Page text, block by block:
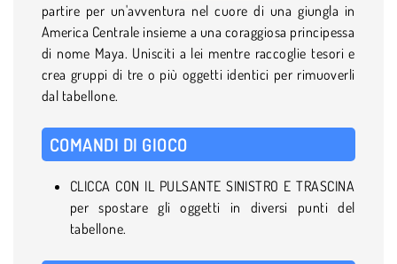
partire per un'avventura nel cuore di una giungla in
America Centrale insieme a una coraggiosa principessa
di nome Maya. Unisciti a lei mentre raccoglie tesori e
crea gruppi di tre o più oggetti identici per rimuoverli
dal tabellone.
COMANDI DI GIOCO
CLICCA CON IL PULSANTE SINISTRO E TRASCINA
per spostare gli oggetti in diversi punti del
tabellone.